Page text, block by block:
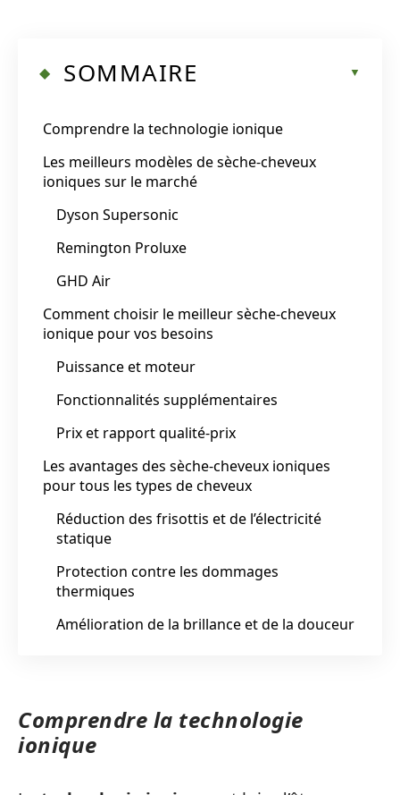
SOMMAIRE
Comprendre la technologie ionique
Les meilleurs modèles de sèche-cheveux
ioniques sur le marché
Dyson Supersonic
Remington Proluxe
GHD Air
Comment choisir le meilleur sèche-cheveux
ionique pour vos besoins
Puissance et moteur
Fonctionnalités supplémentaires
Prix et rapport qualité-prix
Les avantages des sèche-cheveux ioniques
pour tous les types de cheveux
Réduction des frisottis et de l’électricité
statique
Protection contre les dommages
thermiques
Amélioration de la brillance et de la douceur
Comprendre la technologie
ionique